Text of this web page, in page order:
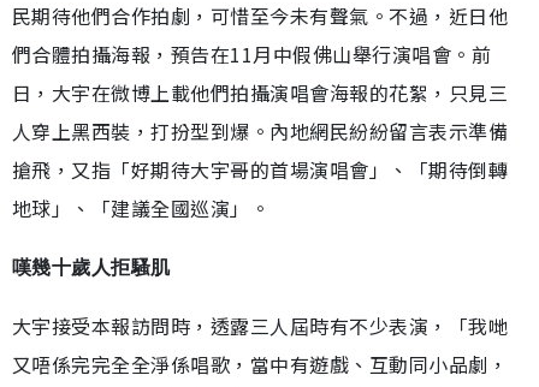
民期待他們合作拍劇，可惜至今未有聲氣。不過，近日他
們合體拍攝海報，預告在11月中假佛山舉行演唱會。前
日，大宇在微博上載他們拍攝演唱會海報的花絮，只見三
人穿上黑西裝，打扮型到爆。內地網民紛紛留言表示準備
搶飛，又指「好期待大宇哥的首場演唱會」、「期待倒轉
地球」、「建議全國巡演」。
嘆幾十歲人拒騷肌
大宇接受本報訪問時，透露三人屆時有不少表演，「我哋
又唔係完完全全淨係唱歌，當中有遊戲、互動同小品劇，